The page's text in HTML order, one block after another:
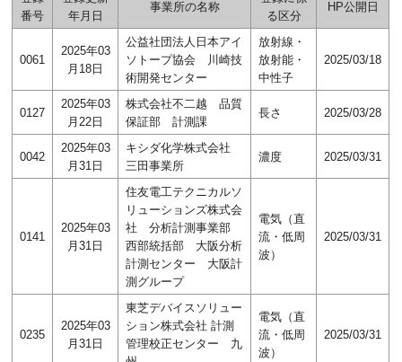
番号
年月日
事業所の名称
る区分
HP公開日
0061
2025年03
月18日
公益社団法人日本アイ
ソトープ協会 川崎技
術開発センター
放射線・
放射能・
中性子
2025/03/18
0127
2025年03
月22日
株式会社不二越 品質
保証部 計測課
長さ 2025/03/28
0042
2025年03
月31日
キシダ化学株式会社
三田事業所
濃度 2025/03/31
0141
2025年03
月31日
住友電工テクニカルソ
リューションズ株式会
社 分析計測事業部
西部統括部 大阪分析
計測センター 大阪計
測グループ
電気（直
流・低周
波）
2025/03/31
0235
2025年03
月31日
東芝デバイスソリュー
ション株式会社 計測
管理校正センター 九
電気（直
流・低周
波）
2025/03/31